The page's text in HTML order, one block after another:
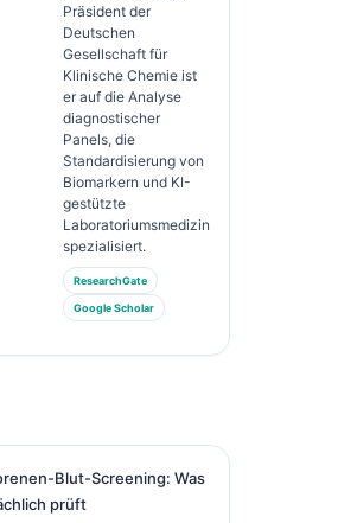
Präsident der
Deutschen
Gesellschaft für
Klinische Chemie ist
er auf die Analyse
diagnostischer
Panels, die
Standardisierung von
Biomarkern und KI-
gestützte
Laboratoriumsmedizin
spezialisiert.
ResearchGate
Google Scholar
Blut-Screening: Was
prüft